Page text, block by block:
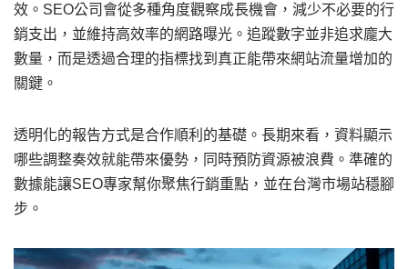
效。SEO公司會從多種角度觀察成長機會，減少不必要的行
銷支出，並維持高效率的網路曝光。追蹤數字並非追求龐大
數量，而是透過合理的指標找到真正能帶來網站流量增加的
關鍵。
透明化的報告方式是合作順利的基礎。長期來看，資料顯示
哪些調整奏效就能帶來優勢，同時預防資源被浪費。準確的
數據能讓SEO專家幫你聚焦行銷重點，並在台灣市場站穩腳
步。